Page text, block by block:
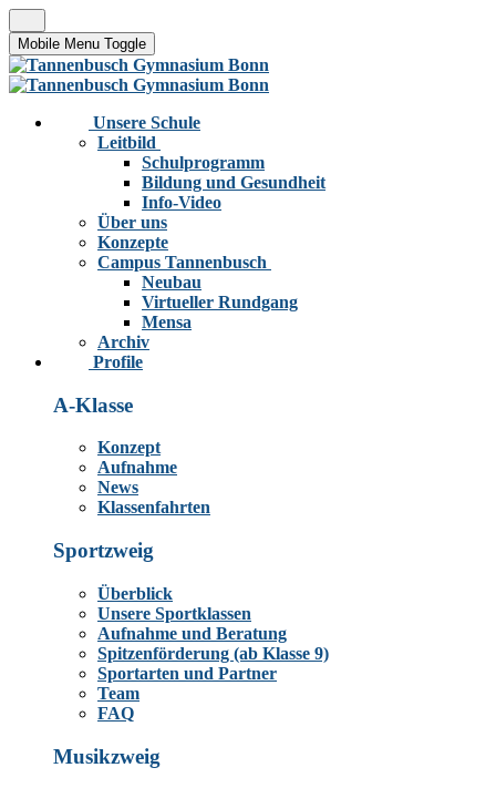
Mobile Menu Toggle
Unsere Schule
Leitbild
Schulprogramm
Bildung und Gesundheit
Info-Video
Über uns
Konzepte
Campus Tannenbusch
Neubau
Virtueller Rundgang
Mensa
Archiv
Profile
A-Klasse
Konzept
Aufnahme
News
Klassenfahrten
Sportzweig
Überblick
Unsere Sportklassen
Aufnahme und Beratung
Spitzenförderung (ab Klasse 9)
Sportarten und Partner
Team
FAQ
Musikzweig